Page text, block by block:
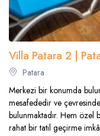
Villa Patara 2 |
Patara
Merkezi bir konumda
mesafededir ve
bulunmaktadır. Hem özel
rahat bir tatil geçirme